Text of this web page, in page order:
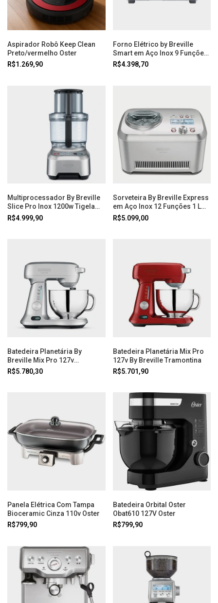
Aspirador Robô Keep Clean
Preto/vermelho Oster
R$1.269,90
Forno Elétrico by Breville
Smart em Aço Inox 9 Funções
22 L 220v Tramontina
R$4.398,70
Multiprocessador By Breville
Slice Pro Inox 1200w Tigela
3.7 Litros 127v Tramontina
R$4.999,90
Sorveteira By Breville Express
em Aço Inox 12 Funções 1 L
127V Tramontina
R$5.099,00
Batedeira Planetária By
Breville Mix Pro 127v
Tramontina
R$5.780,30
Batedeira Planetária Mix Pro
127v By Breville Tramontina
R$5.701,90
Panela Elétrica Com Tampa
Bioceramic Cinza 110v Oster
R$799,90
Batedeira Orbital Oster
Obat610 127V Oster
R$799,90